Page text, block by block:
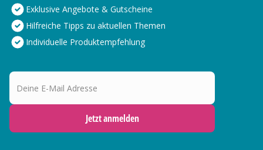
Exklusive Angebote & Gutscheine
Hilfreiche Tipps zu aktuellen Themen
Individuelle Produktempfehlung
Deine E-Mail Adresse
Jetzt anmelden